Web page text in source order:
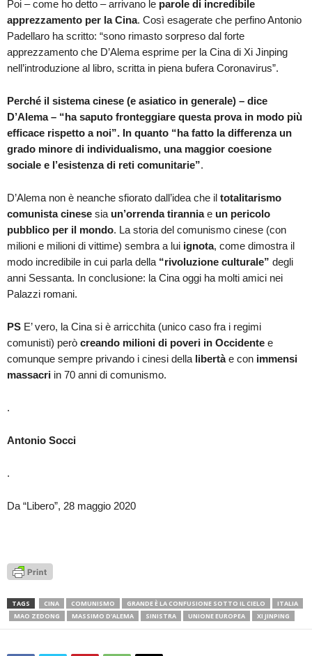
Poi – come ho detto – arrivano le parole di incredibile
apprezzamento per la Cina. Così esagerate che perfino Antonio
Padellaro ha scritto: “sono rimasto sorpreso dal forte
apprezzamento che D’Alema esprime per la Cina di Xi Jinping
nell’introduzione al libro, scritta in piena bufera Coronavirus”.
Perché il sistema cinese (e asiatico in generale) – dice
D’Alema – “ha saputo fronteggiare questa prova in modo più
efficace rispetto a noi”. In quanto “ha fatto la differenza un
grado minore di individualismo, una maggior coesione
sociale e l’esistenza di reti comunitarie”.
D’Alema non è neanche sfiorato dall’idea che il totalitarismo
comunista cinese sia un’orrenda tiranniae un pericolo
pubblico per il mondo. La storia del comunismo cinese (con
milioni e milioni di vittime) sembra a lui ignota, come dimostra il
modo incredibile in cui parla della “rivoluzione culturale” degli
anni Sessanta. In conclusione: la Cina oggi ha molti amici nei
Palazzi romani.
PS E’ vero, la Cina si è arricchita (unico caso fra i regimi
comunisti) però creando milioni di poveri in Occidente e
comunque sempre privando i cinesi della libertàe con immensi
massacri in 70 anni di comunismo.
.
Antonio Socci
.
Da “Libero”, 28 maggio 2020
TAGS CINA COMUNISMO GRANDE È LA CONFUSIONE SOTTO IL CIELO
ITALIA
MAO ZEDONG
MASSIMO D'ALEMA SINISTRA UNIONE EUROPEA XI JINPING